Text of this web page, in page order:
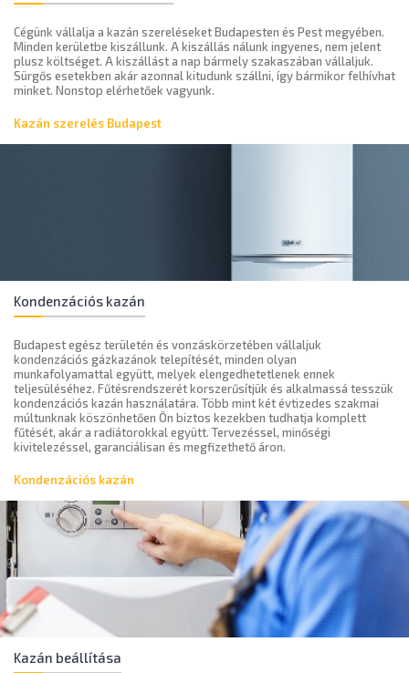
Cégünk vállalja a kazán szereléseket Budapesten és Pest megyében.
Minden kerületbe kiszállunk. A kiszállás nálunk ingyenes, nem jelent
plusz költséget. A kiszállást a nap bármely szakaszában vállaljuk.
Sürgős esetekben akár azonnal kitudunk szállni, így bármikor felhívhat
minket. Nonstop elérhetőek vagyunk.
Kazán szerelés Budapest
Kondenzációs kazán
Budapest egész területén és vonzáskörzetében vállaljuk
kondenzációs gázkazánok telepítését, minden olyan
munkafolyamattal együtt, melyek elengedhetetlenek ennek
teljesüléséhez. Fűtésrendszerét korszerűsítjük és alkalmassá tesszük
kondenzációs kazán használatára. Több mint két évtizedes szakmai
múltunknak köszönhetően Ön biztos kezekben tudhatja komplett
fűtését, akár a radiátorokkal együtt. Tervezéssel, minőségi
kivitelezéssel, garanciálisan és megfizethető áron.
Kondenzációs kazán
Kazán beállítása